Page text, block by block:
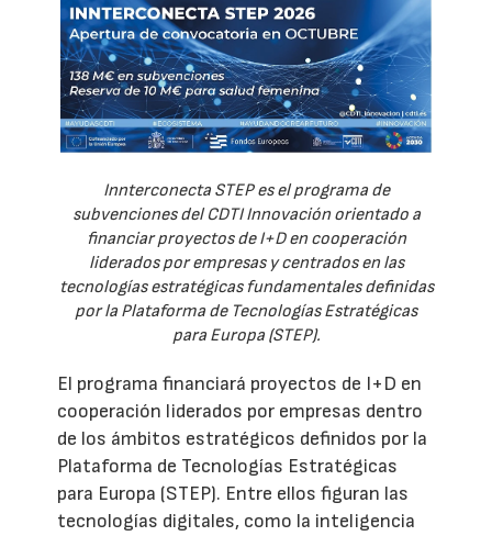
Innterconecta STEP es el programa de
subvenciones del CDTI Innovación orientado a
financiar proyectos de I+D en cooperación
liderados por empresas y centrados en las
tecnologías estratégicas fundamentales definidas
por la Plataforma de Tecnologías Estratégicas
para Europa (STEP).
El programa financiará proyectos de I+D en
cooperación liderados por empresas dentro
de los ámbitos estratégicos definidos por la
Plataforma de Tecnologías Estratégicas
para Europa (STEP). Entre ellos figuran las
tecnologías digitales, como la inteligencia